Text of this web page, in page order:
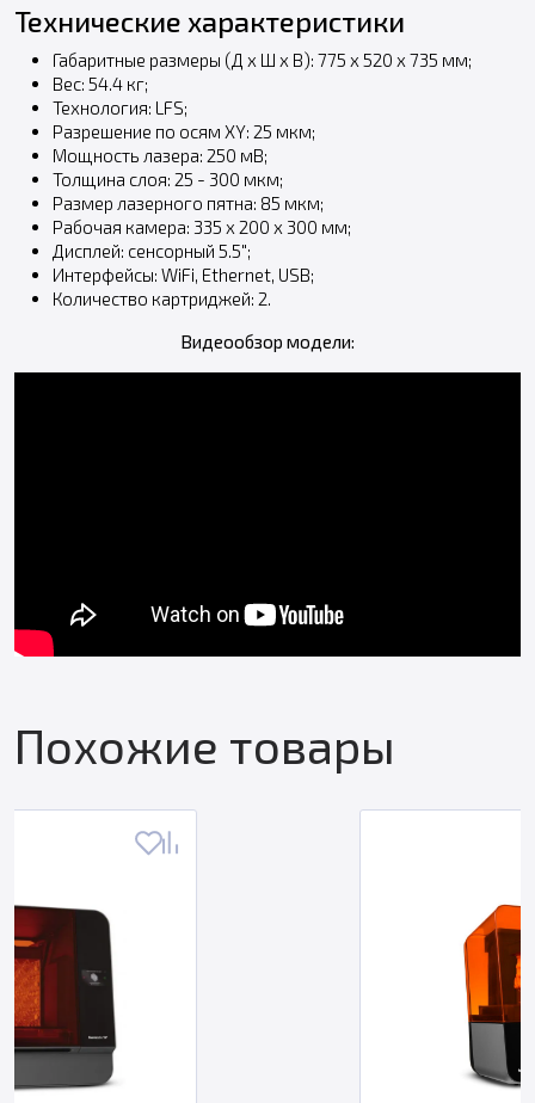
Технические характеристики
Габаритные размеры (Д х Ш х В): 775 х 520 х 735 мм;
Вес: 54.4 кг;
Технология: LFS;
Разрешение по осям XY: 25 мкм;
Мощность лазера: 250 мВ;
Толщина слоя: 25 - 300 мкм;
Размер лазерного пятна: 85 мкм;
Рабочая камера: 335 х 200 х 300 мм;
Дисплей: сенсорный 5.5";
Интерфейсы: WiFi, Ethernet, USB;
Количество картриджей: 2.
Видеообзор модели:
Похожие товары